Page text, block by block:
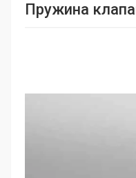
Пружина